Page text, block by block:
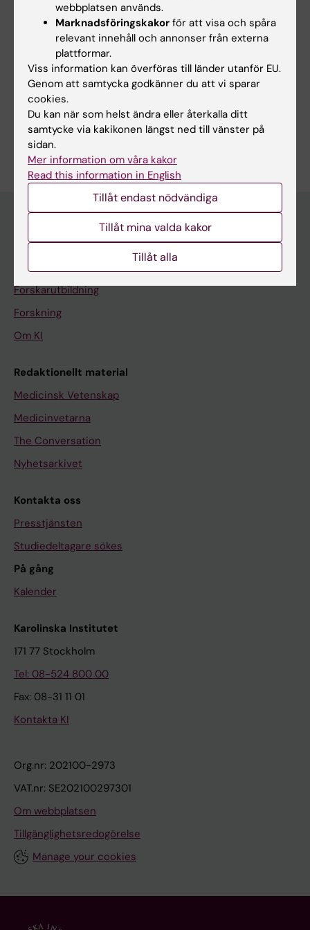
Uppdaterad av:
Webb Admin
2018-04-16
Dela
Upptäck KI
Utbildning
Forskarutbildning
Forskning
Om KI
Redaktionellt material
Medicinsk Vetenskap
Medicinvetarna
The Conversation
Nyhetsarkivet
Kontakta oss
Presstjänsten
Studiedeltagare sökes
På gång
Kalender
Karolinska Institutet
171 77 Stockholm
Tel: 08-524 800 00
Fax: 08-31 11 01
Kontakta KI
Org.nr: 202100-2973
VAT.nr: SE202100297301
Om webbplatsen
Tillgänglighetsredogörelse
Manage your cookies
webbplatsen används.
Marknadsföringskakor för att visa och spåra
relevant innehåll och annonser från externa
plattformar.
Viss information kan överföras till länder utanför EU.
Genom att samtycka godkänner du att vi sparar
cookies.
Du kan när som helst ändra eller återkalla ditt
samtycke via kakikonen längst ned till vänster på
sidan.
Mer information om våra kakor
Read this information in English
Tillåt endast nödvändiga
Tillåt mina valda kakor
Tillåt alla